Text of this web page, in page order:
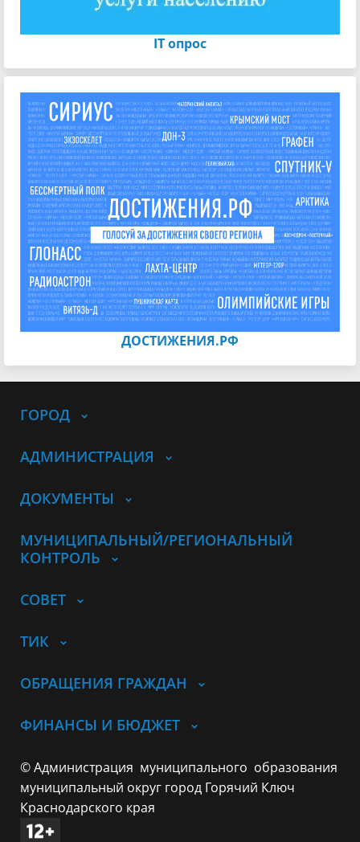
IT опрос
ДОСТИЖЕНИЯ.РФ
ГОРОД
АДМИНИСТРАЦИЯ
ДОКУМЕНТЫ
МУНИЦИПАЛЬНЫЙ/РЕГИОНАЛЬНЫЙ
КОНТРОЛЬ
СОВЕТ
ТИК
ОБРАЩЕНИЯ ГРАЖДАН
ФИНАНСЫ И БЮДЖЕТ
© Администрация муниципального образования
муниципальный округ город Горячий Ключ
Краснодарского края